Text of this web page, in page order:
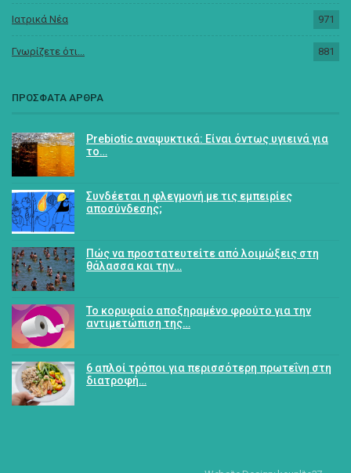
Ιατρικά Νέα 971
Γνωρίζετε ότι... 881
ΠΡΟΣΦΑΤΑ ΑΡΘΡΑ
Prebiotic αναψυκτικά: Είναι όντως υγιεινά για
το…
Συνδέεται η φλεγμονή με τις εμπειρίες
αποσύνδεσης;
Πώς να προστατευτείτε από λοιμώξεις στη
θάλασσα και την…
Το κορυφαίο αποξηραμένο φρούτο για την
αντιμετώπιση της…
6 απλοί τρόποι για περισσότερη πρωτεΐνη στη
διατροφή…